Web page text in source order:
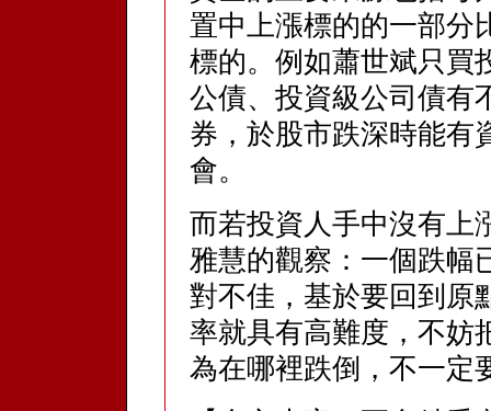
置中上漲標的的一部分
標的。例如蕭世斌只買
公債、投資級公司債有
券，於股市跌深時能有
會。
而若投資人手中沒有上
雅慧的觀察：一個跌幅
對不佳，基於要回到原
率就具有高難度，不妨
為在哪裡跌倒，不一定